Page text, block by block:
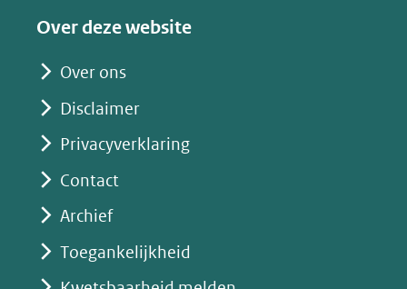
Over deze website
Over ons
Disclaimer
Privacyverklaring
Contact
Archief
Toegankelijkheid